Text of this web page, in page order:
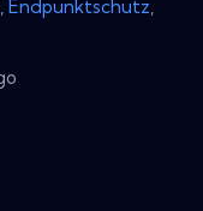
Endpunktschutz